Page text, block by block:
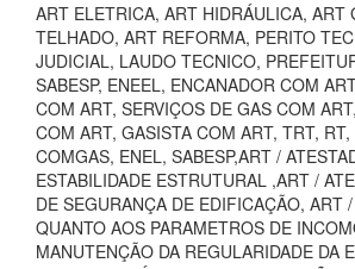
ART ELETRICA, ART HIDRÁULICA, ART
TELHADO, ART REFORMA, PERITO
JUDICIAL, LAUDO TECNICO,
SABESP, ENEEL, ENCANADOR COM
COM ART, SERVIÇOS DE GAS COM
COM ART, GASISTA COM ART, TRT, RT,
COMGAS, ENEL, SABESP,ART /
ESTABILIDADE ESTRUTURAL ,ART /
DE SEGURANÇA DE EDIFICAÇÃO, ART
QUANTO AOS PARAMETROS DE
MANUTENÇÃO DA REGULARIDADE DA